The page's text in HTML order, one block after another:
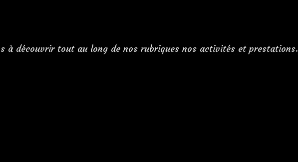
à découvrir tout au long de nos rubriques nos activités et prestations.